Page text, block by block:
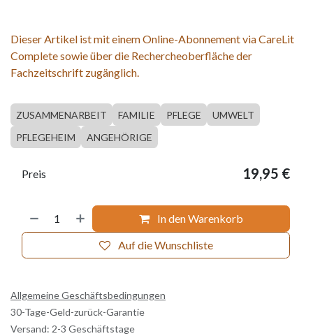
Dieser Artikel ist mit einem Online-Abonnement via CareLit
Complete sowie über die Rechercheoberfläche der
Fachzeitschrift zugänglich.
ZUSAMMENARBEIT FAMILIE PFLEGE
UMWELT
PFLEGEHEIM
ANGEHÖRIGE
In den Warenkorb
Auf die Wunschliste
Preis 19,95 €
Allgemeine Geschäftsbedingungen
30-Tage-Geld-zurück-Garantie
Versand: 2-3 Geschäftstage